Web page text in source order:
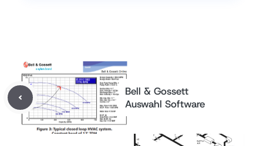
Bell & Gossett
Auswahl Software